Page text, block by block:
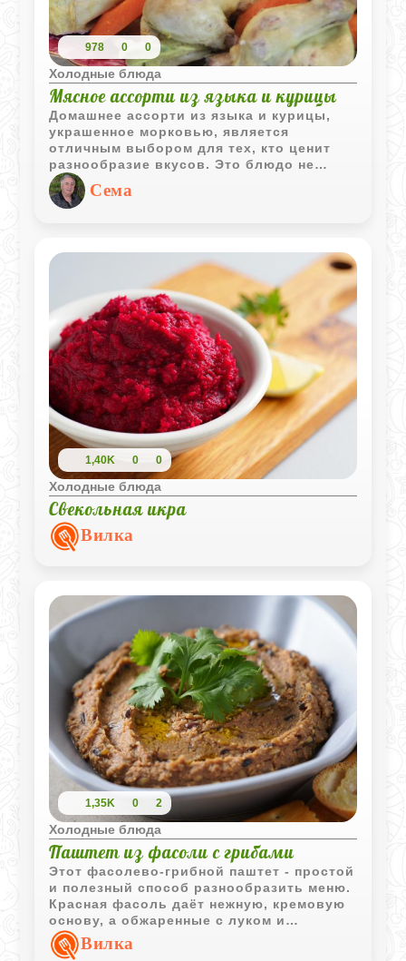
978 0 0
Холодные блюда
Мясное ассорти из языка и курицы
Домашнее ассорти из языка и курицы,
украшенное морковью, является
отличным выбором для тех, кто ценит
разнообразие вкусов. Это блюдо не
только восхитительно на вкус, но и
прекрасно выглядит на столе, добавляя
яркие краски и аппетитный вид к вашему
Сема
1,40K 0 0
Холодные блюда
Свекольная икра
Вилка
1,35K 0 2
Холодные блюда
Паштет из фасоли с грибами
Этот фасолево‑грибной паштет - простой
и полезный способ разнообразить меню.
Красная фасоль даёт нежную, кремовую
основу, а обжаренные с луком и
чесноком грибы добавляют насыщенный
вкус и аромат. Немного кинзы и
Вилка